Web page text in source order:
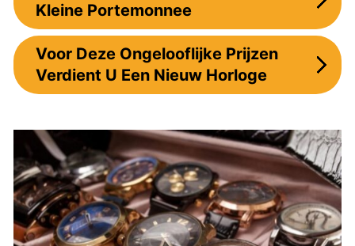
Kleine Portemonnee
Voor Deze Ongelooflijke Prijzen
Verdient U Een Nieuw Horloge